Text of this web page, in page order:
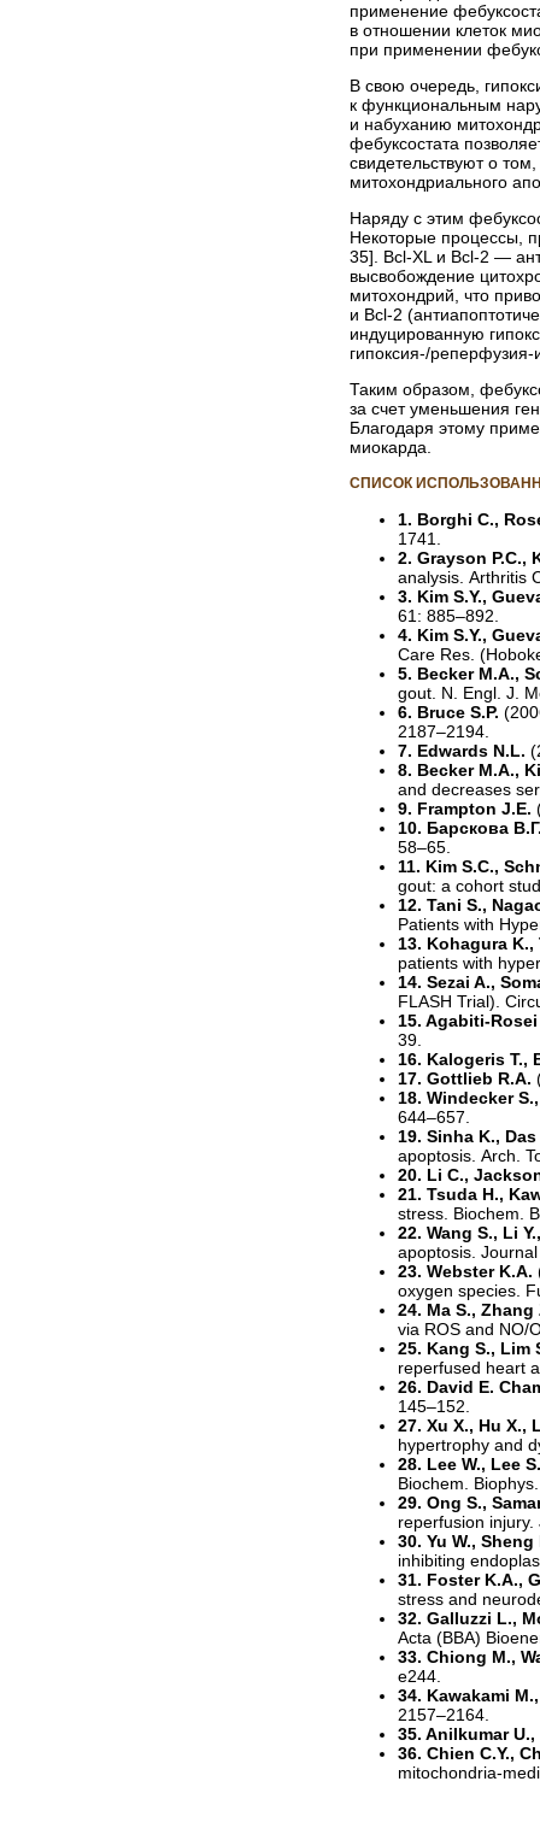
применение
в отношении клеток
при применении
В свою очередь,
к функциональным
и набуханию
фебуксостата
свидетельствуют о
митохондриального
Наряду с этим
Некоторые процессы,
35]. Bcl-XL и Bcl-2 —
высвобождение
митохондрий, что
и Bcl-2
индуцированную
гипоксия-/
Таким образом,
за счет уменьшения
Благодаря этому
миокарда.
СПИСОК
1. Borghi C.,
1741.
2. Grayson P.C.,
analysis. Arthritis
3. Kim S.Y.,
61: 885–892.
4. Kim S.Y.,
Care Res.
5. Becker M.A.,
gout. N. Engl. J.
6. Bruce S.P.
2187–2194.
7. Edwards N.L.
8. Becker M.A.,
and decreases
9. Frampton J.E.
10. Барскова
58–65.
11. Kim S.C.,
gout: a cohort
12. Tani S.,
Patients with
13. Kohagura K.,
patients with
14. Sezai A.,
FLASH Trial).
15. Agabiti-
39.
16. Kalogeris T.,
17. Gottlieb R.A.
18. Windecker
644–657.
19. Sinha K.,
apoptosis. Arch.
20. Li C.,
21. Tsuda H.,
stress. Biochem.
22. Wang S., Li
apoptosis.
23. Webster K.A.
oxygen species.
24. Ma S.,
via ROS and NO/
25. Kang S., Lim
reperfused heart
26. David E.
145–152.
27. Xu X., Hu X.,
hypertrophy and
28. Lee W., Lee
Biochem.
29. Ong S.,
reperfusion
30. Yu W.,
inhibiting
31. Foster K.A.,
stress and
32. Galluzzi L.,
Acta (BBA)
33. Chiong M.,
e244.
34. Kawakami
2157–2164.
35. Anilkumar
36. Chien C.Y.,
mitochondria-